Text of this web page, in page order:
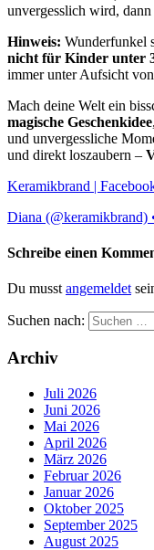
unvergesslich wird,
Hinweis: Wunderfunkel
nicht für Kinder unter
immer unter Aufsicht
Mach deine Welt ein
magische Geschenkidee
und unvergessliche
und direkt loszaubern –
Keramikbrand |
Diana (@keramikbrand)
Schreibe einen
Du musst angemeldet
Suchen nach:
Archiv
Juli 2026
Juni 2026
Mai 2026
April 2026
März 2026
Februar 2026
Januar 2026
Oktober 2025
September 2025
August 2025